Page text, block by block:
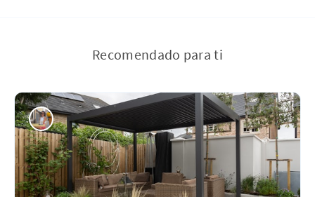
Recomendado para ti